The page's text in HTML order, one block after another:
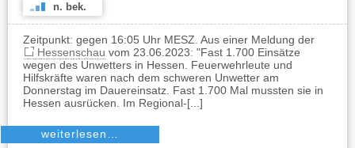
n. bek.
Zeitpunkt: gegen 16:05 Uhr MESZ. Aus einer Meldung der
Hessenschau vom 23.06.2023: "Fast 1.700 Einsätze
wegen des Unwetters in Hessen. Feuerwehrleute und
Hilfskräfte waren nach dem schweren Unwetter am
Donnerstag im Dauereinsatz. Fast 1.700 Mal mussten sie in
Hessen ausrücken. Im Regional-[...]
weiterlesen…